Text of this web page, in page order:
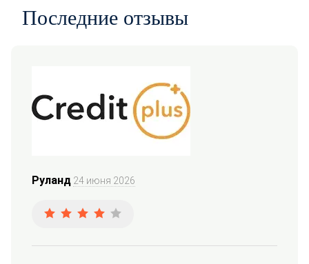
Последние отзывы
Руланд 24 июня 2026